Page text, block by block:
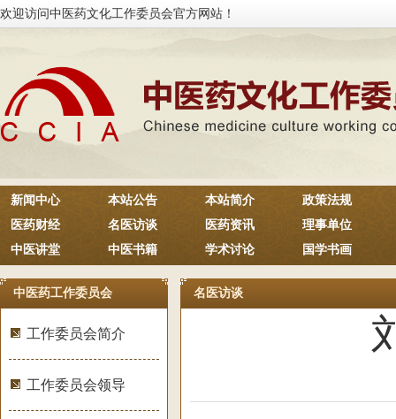
欢迎访问中医药文化工作委员会官方网站！
新闻中心 本站公告 本站简介
政策法规
医药财经
名医访谈 医药资讯
理事单位
中医讲堂
中医书籍 学术讨论 国学书画
中医药工作委员会
工作委员会简介
工作委员会领导
名医访谈